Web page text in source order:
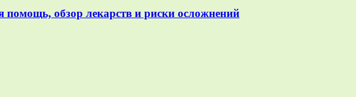
помощь, обзор лекарств и риски осложнений